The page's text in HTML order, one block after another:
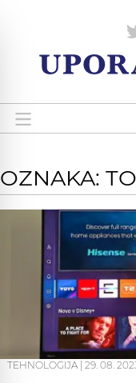
OZNAKA:
TEHNOLOGIJA 29. 08.